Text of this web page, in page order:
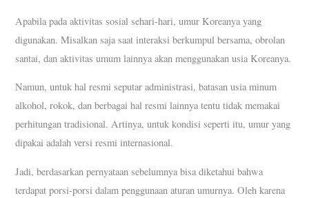
Apabila pada aktivitas sosial sehari-hari, umur Koreanya yang
digunakan. Misalkan saja saat interaksi berkumpul bersama, obrolan
santai, dan aktivitas umum lainnya akan menggunakan usia Koreanya.
Namun, untuk hal resmi seputar administrasi, batasan usia minum
alkohol, rokok, dan berbagai hal resmi lainnya tentu tidak memakai
perhitungan tradisional. Artinya, untuk kondisi seperti itu, umur yang
dipakai adalah versi resmi internasional.
Jadi, berdasarkan pernyataan sebelumnya bisa diketahui bahwa
terdapat porsi-porsi dalam penggunaan aturan umurnya. Oleh karena